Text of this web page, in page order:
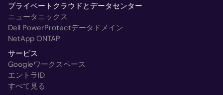
プライベートクラウドとデータセンター
ニュータニックス
Dell PowerProtectデータドメイン
NetApp ONTAP
サービス
Googleワークスペース
エントラID
すべて見る